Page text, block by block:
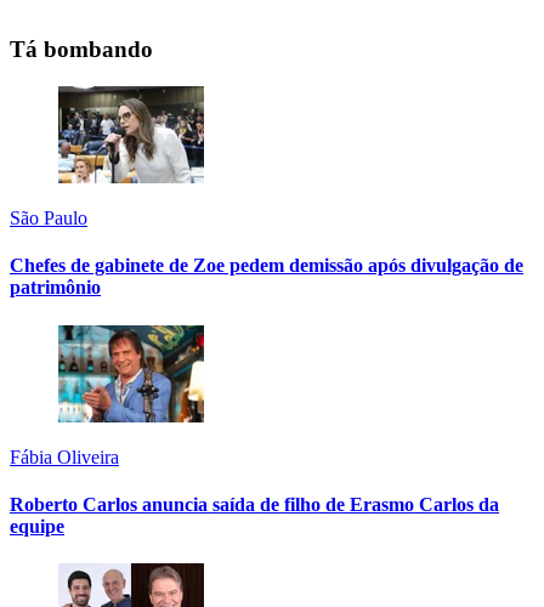
Tá bombando
São Paulo
Chefes de gabinete de Zoe pedem demissão após divulgação de
patrimônio
Fábia Oliveira
Roberto Carlos anuncia saída de filho de Erasmo Carlos da
equipe